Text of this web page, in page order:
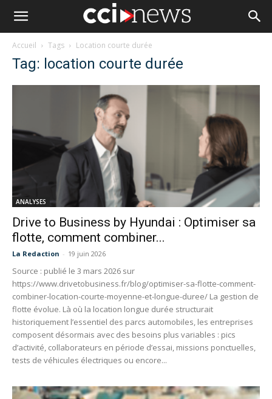
Accueil Tags Location courte durée
Tag: location courte durée
ANALYSES
Drive to Business by Hyundai : Optimiser sa
flotte, comment combiner...
La Redaction - 19 juin 2026
Source : publié le 3 mars 2026 sur
https://www.drivetobusiness.fr/blog/optimiser-sa-flotte-comment-
combiner-location-courte-moyenne-et-longue-duree/ La gestion de
flotte évolue. Là où la location longue durée structurait
historiquement l’essentiel des parcs automobiles, les entreprises
composent désormais avec des besoins plus variables : pics
d’activité, collaborateurs en période d’essai, missions ponctuelles,
tests de véhicules électriques ou encore...